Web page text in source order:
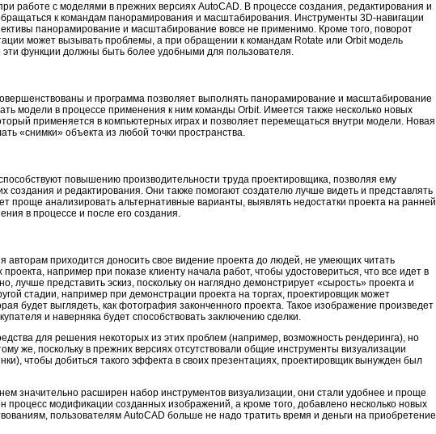
работе с моделями в прежних версиях AutoCAD. В процессе создания, редактирования и
к командам панорамирования и масштабирования. Инструменты 3D-навигации
панорамирование и масштабирование вовсе не применимо. Кроме того, поворот
может вызывать проблемы, а при обращении к командам Rotate или Orbit модель
эти функции должны быть более удобными для пользователя.
и программа позволяет выполнять панорамирование и масштабирование
модели в процессе применения к ним команды Orbit. Имеется также несколько новых
применяется в компьютерных играх и позволяет перемещаться внутри модели. Новая
«снимки» объекта из любой точки пространства.
повышению производительности труда проектировщика, позволяя ему
создания и редактирования. Они также помогают создателю лучше видеть и представлять
проще анализировать альтернативные варианты, выявлять недостатки проекта на ранней
в процессе и после его создания.
авторам приходится доносить свое видение проекта до людей, не умеющих читать
например при показе клиенту начала работ, чтобы удостовериться, что все идет в
лучше представить эскиз, поскольку он наглядно демонстрирует «сырость» проекта и
стадии, например при демонстрации проекта на торгах, проектировщик может
будет выглядеть, как фотография законченного проекта. Такое изображение произведет
и наверняка будет способствовать заключению сделки.
для решения некоторых из этих проблем (например, возможность рендеринга), но
же, поскольку в прежних версиях отсутствовали общие инструменты визуализации
чтобы добиться такого эффекта в своих презентациях, проектировщик вынужден был
значительно расширен набор инструментов визуализации, они стали удобнее и проще
процесс модификации созданных изображений, а кроме того, добавлено несколько новых
пользователям AutoCAD больше не надо тратить время и деньги на приобретение